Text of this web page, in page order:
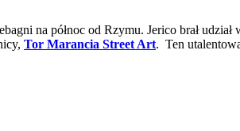
na północ od Rzymu. Jerico brał
Tor Marancia Street Art. Ten